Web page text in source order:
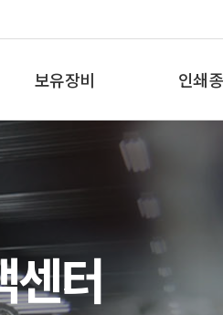
보유장비 인쇄
센터